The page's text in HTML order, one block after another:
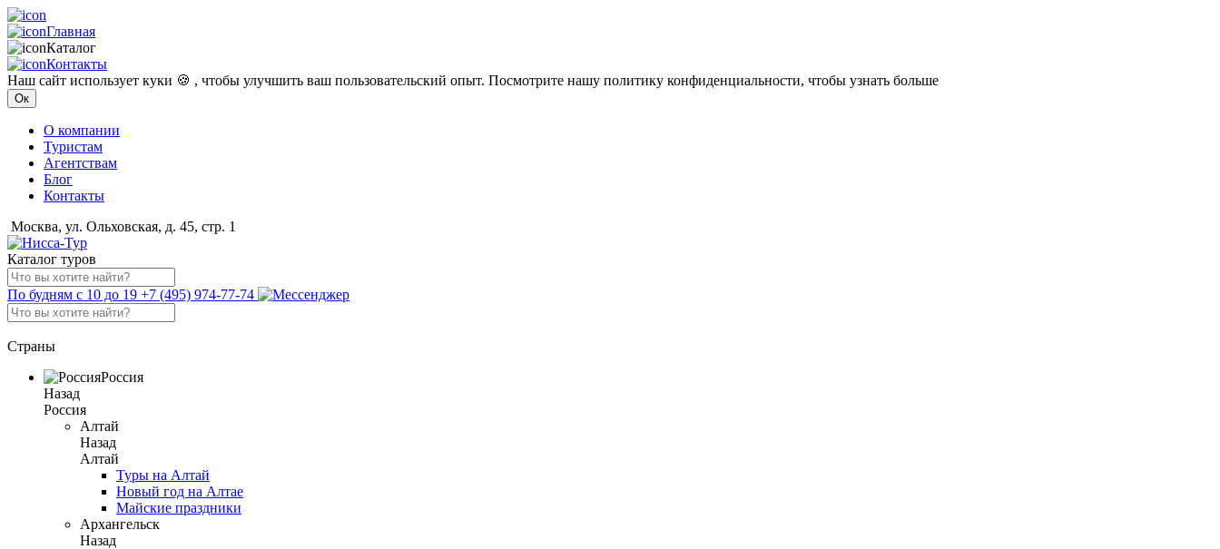
Главная
Каталог
Контакты
Наш сайт использует куки 🍪 , чтобы улучшить ваш пользовательский опыт. Посмотрите нашу политику конфиденциальности, чтобы узнать больше
Ок
О компании
Туристам
Агентствам
Блог
Контакты
Москва, ул. Ольховская, д. 45, стр. 1
Каталог туров
По будням с 10 до 19 +7 (495) 974-77-74
Страны
Россия
Назад
Россия
Алтай
Назад
Алтай
Туры на Алтай
Новый год на Алтае
Майские праздники
Архангельск
Назад